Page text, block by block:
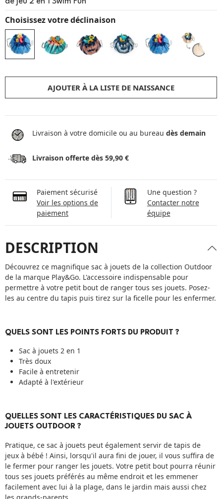
Choisissez votre déclinaison
AJOUTER À LA LISTE DE NAISSANCE
Livraison à votre domicile ou au bureau dès demain
Livraison offerte dès 59,90 €
Paiement sécurisé
Voir les options de
paiement
Une question ?
Contacter notre
équipe
DESCRIPTION
Découvrez ce magnifique sac à jouets de la collection Outdoor
de la marque Play&Go. L'accessoire indispensable pour
permettre à votre petit bout de ranger tous ses jouets. Posez-
les au centre du tapis puis tirez sur la ficelle pour les enfermer.
QUELS SONT LES POINTS FORTS DU PRODUIT ?
Sac à jouets 2 en 1
Très doux
Facile à entretenir
Adapté à l'extérieur
QUELLES SONT LES CARACTÉRISTIQUES DU SAC À
JOUETS OUTDOOR ?
Pratique, ce sac à jouets peut également servir de tapis de
jeux à bébé ! Ainsi, lorsqu'il aura fini de jouer, il vous suffira de
le fermer pour ranger les jouets. Votre petit bout pourra réunir
tous ses jouets préférés au même endroit et les emmener
facilement avec lui à la plage, dans le jardin mais aussi chez